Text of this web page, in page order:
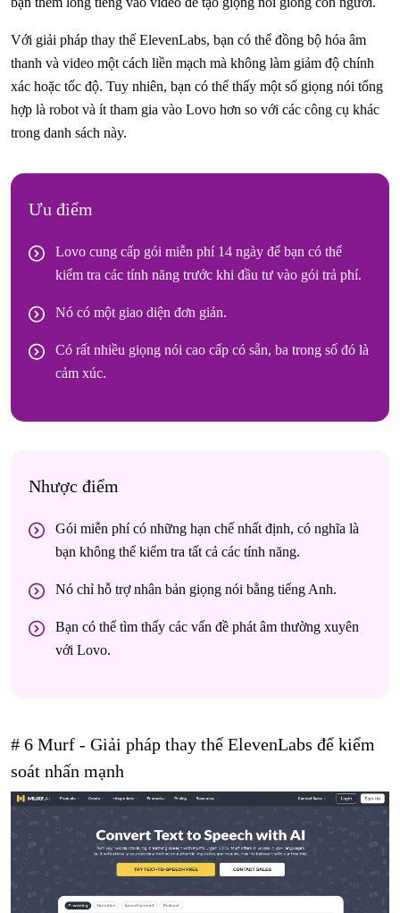
Với giải pháp thay thế ElevenLabs, bạn có thể đồng bộ hóa âm
thanh và video một cách liền mạch mà không làm giảm độ chính
xác hoặc tốc độ. Tuy nhiên, bạn có thể thấy một số giọng nói tổng
hợp là robot và ít tham gia vào Lovo hơn so với các công cụ khác
trong danh sách này.
Ưu điểm
Lovo cung cấp gói miễn phí 14 ngày để bạn có thể
kiểm tra các tính năng trước khi đầu tư vào gói trả phí.
Nó có một giao diện đơn giản.
Có rất nhiều giọng nói cao cấp có sẵn, ba trong số đó là
cảm xúc.
Nhược điểm
Gói miễn phí có những hạn chế nhất định, có nghĩa là
bạn không thể kiểm tra tất cả các tính năng.
Nó chỉ hỗ trợ nhân bản giọng nói bằng tiếng Anh.
Bạn có thể tìm thấy các vấn đề phát âm thường xuyên
với Lovo.
# 6 Murf - Giải pháp thay thế ElevenLabs để kiểm
soát nhấn mạnh